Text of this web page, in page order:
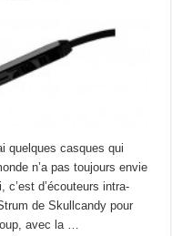
quelques casques qui
n’a pas toujours envie
c’est d’écouteurs intra-
de Skullcandy pour
avec la …